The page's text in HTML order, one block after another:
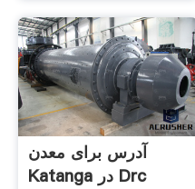
آدرس برای معدن
Katanga در Drc